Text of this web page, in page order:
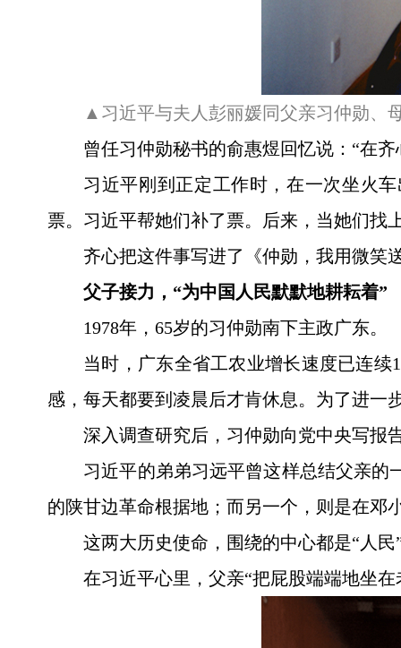
▲习近平与夫人彭丽媛同父亲习仲勋、
曾任习仲勋秘书的俞惠煜回忆说：“在
习近平刚到正定工作时，在一次坐火
票。习近平帮她们补了票。后来，当她们找
齐心把这件事写进了《仲勋，我用微笑
父子接力，“为中国人民默默地耕耘着”
1978年，65岁的习仲勋南下主政广东。
当时，广东全省工农业增长速度已连
感，每天都要到凌晨后才肯休息。为了进一
深入调查研究后，习仲勋向党中央写报
习近平的弟弟习远平曾这样总结父亲的
的陕甘边革命根据地；而另一个，则是在邓
这两大历史使命，围绕的中心都是“人
在习近平心里，父亲“把屁股端端地坐